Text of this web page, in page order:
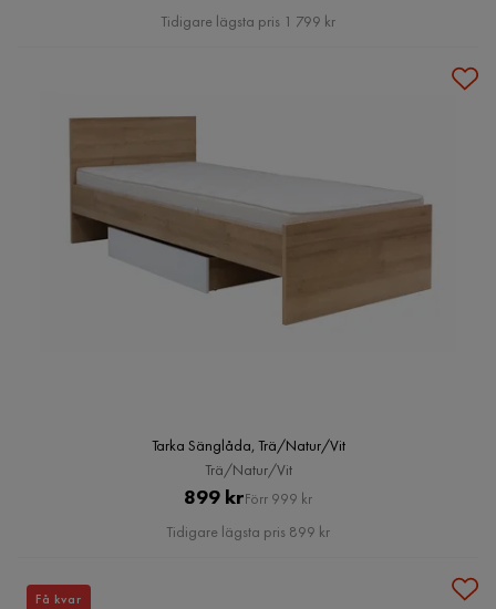
Pris
Tidigare lägsta pris 1 799 kr
Tarka Sänglåda, Trä/Natur/Vit
Trä/Natur/Vit
Pris
899 krOriginal
Pris
Förr 999 kr
Tidigare lägsta pris 899 kr
Få kvar